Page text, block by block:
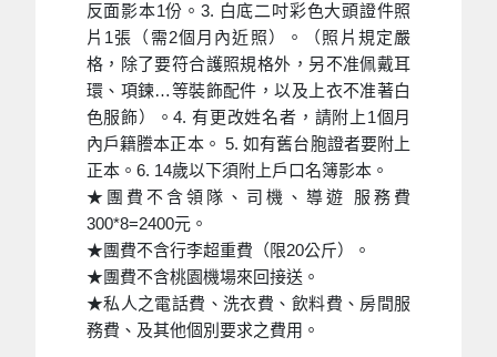
反面影本1份。3. 白底二吋彩色大頭證件照
片1張（需2個月內近照）。（照片規定嚴
格，除了要符合護照規格外，另不准佩戴耳
環、項鍊…等裝飾配件，以及上衣不准著白
色服飾）。4. 有更改姓名者，請附上1個月
內戶籍謄本正本。 5. 如有舊台胞證者要附上
正本。6. 14歲以下須附上戶口名簿影本。
★團費不含領隊、司機、導遊 服務費
300*8=2400元。
★團費不含行李超重費（限20公斤）。
★團費不含桃園機場來回接送。
★私人之電話費、洗衣費、飲料費、房間服
務費、及其他個別要求之費用。